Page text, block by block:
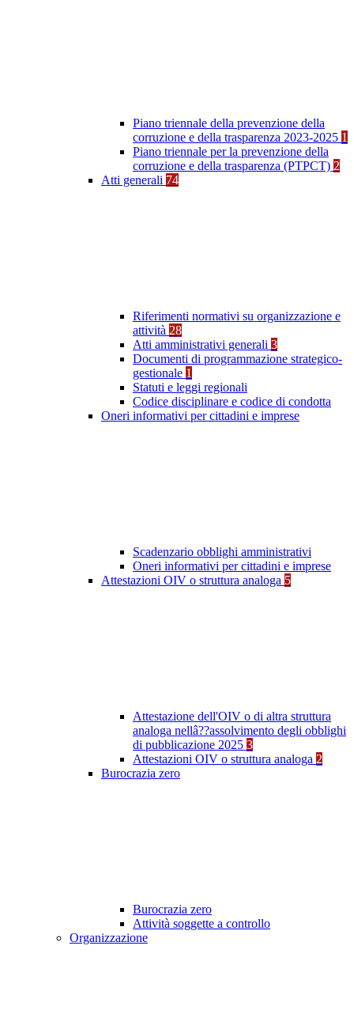
Piano triennale della prevenzione della
corruzione e della trasparenza 2023-2025 1
Piano triennale per la prevenzione della
corruzione e della trasparenza (PTPCT) 2
Atti generali 74
Riferimenti normativi su organizzazione e
attività 28
Atti amministrativi generali 3
Documenti di programmazione strategico-
gestionale 1
Statuti e leggi regionali
Codice disciplinare e codice di condotta
Oneri informativi per cittadini e imprese
Scadenzario obblighi amministrativi
Oneri informativi per cittadini e imprese
Attestazioni OIV o struttura analoga 5
Attestazione dell'OIV o di altra struttura
analoga nellâ??assolvimento degli obblighi
di pubblicazione 2025 3
Attestazioni OIV o struttura analoga 2
Burocrazia zero
Burocrazia zero
Attività soggette a controllo
Organizzazione